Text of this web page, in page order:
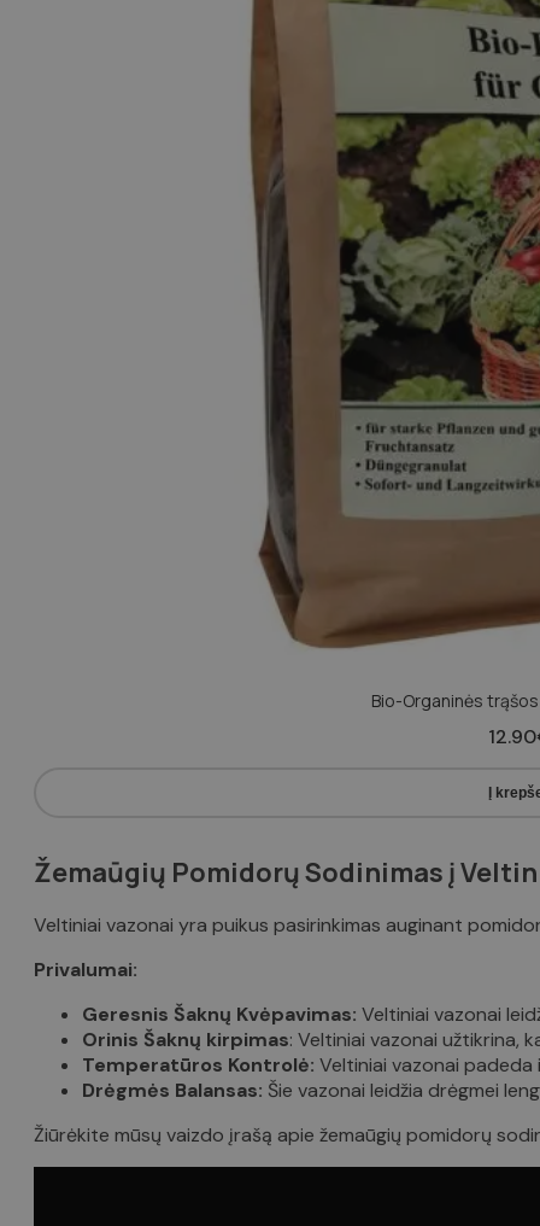
Bio-Organinės
12.90
Į
Žemaūgių Pomidorų Sodinimas į
Veltiniai vazonai yra puikus pasirinkimas auginant
Privalumai:
Geresnis Šaknų Kvėpavimas: Veltiniai vazonai
Orinis Šaknų kirpimas: Veltiniai vazonai užtikrina,
Temperatūros Kontrolė: Veltiniai vazonai
Drėgmės Balansas: Šie vazonai leidžia drėgmei
Žiūrėkite mūsų vaizdo įrašą apie žemaūgių pomidorų